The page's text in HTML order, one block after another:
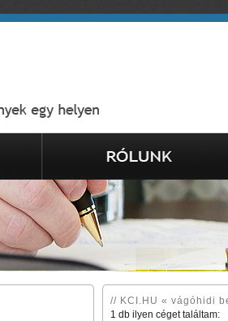
// KCI.HU « vágóhidi
1 db ilyen céget találtam: